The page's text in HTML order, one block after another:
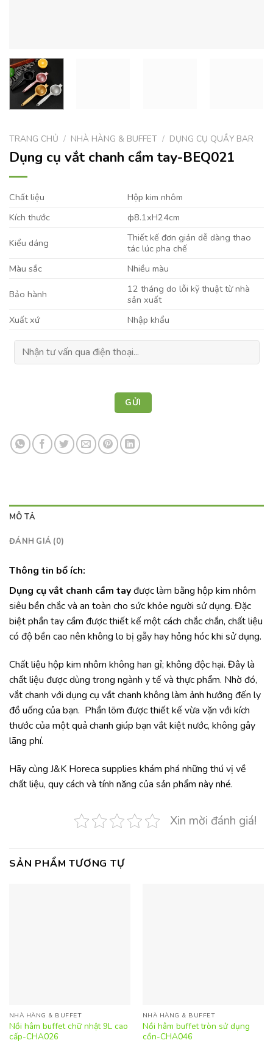
TRANG CHỦ / NHÀ HÀNG & BUFFET / DỤNG CỤ QUẦY BAR
Dụng cụ vắt chanh cầm tay-BEQ021
Chất liệu
Hộp kim nhôm
Kích thước
ф8.1xH24cm
Kiểu dáng
Thiết kế đơn giản dễ dàng thao
tác lúc pha chế
Màu sắc
Nhiều màu
Bảo hành
12 tháng do lỗi kỹ thuật từ nhà
sản xuất
Xuất xứ
Nhập khẩu
MÔ TẢ
ĐÁNH GIÁ (0)
Thông tin bổ ích:
Dụng cụ vắt chanh cầm tayđược làm bằng hộp kim nhôm
siêu bền chắc và an toàn cho sức khỏe người sử dụng. Đặc
biệt phần tay cầm được thiết kế một cách chắc chắn, chất liệu
có độ bền cao nên không lo bị gẫy hay hỏng hóc khi sử dụng.
Chất liệu hộp kim nhôm không han gỉ; không độc hại. Đây là
chất liệu được dùng trong ngành y tế và thực phẩm. Nhờ đó,
vắt chanh với dụng cụ vắt chanh không làm ảnh hưởng đến ly
đồ uống của bạn. Phần lõm được thiết kế vừa vặn với kích
thước của một quả chanh giúp bạn vắt kiệt nước, không gây
lãng phí.
Hãy cùng J&K Horeca supplies khám phá những thú vị về
chất liệu, quy cách và tính năng của sản phẩm này nhé.
Xin mời đánh giá!
SẢN PHẨM TƯƠNG TỰ
NHÀ HÀNG & BUFFET
Nồi hâm buffet chữ nhật 9L cao
cấp-CHA026
NHÀ HÀNG & BUFFET
Nồi hâm buffet tròn sử dụng
cồn-CHA046